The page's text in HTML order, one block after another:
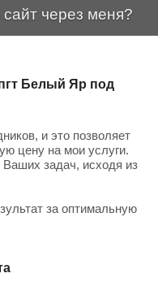
через меня?
Белый Яр под
и это позволяет
цену на мои услуги.
задач, исходя из
за оптимальную